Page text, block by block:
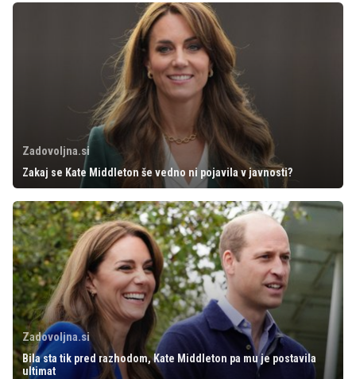
Zadovoljna.si
Zakaj se Kate Middleton še vedno ni pojavila v javnosti?
Zadovoljna.si
Bila sta tik pred razhodom, Kate Middleton pa mu je postavila
ultimat